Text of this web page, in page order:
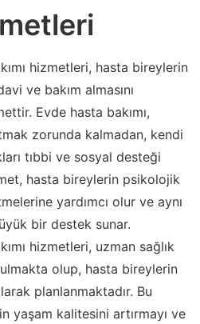
hizmetleri, hasta bireylerin
ve bakım almasını
Evde hasta bakımı,
zorunda kalmadan, kendi
tıbbi ve sosyal desteği
hasta bireylerin psikolojik
yardımcı olur ve aynı
bir destek sunar.
hizmetleri, uzman sağlık
olup, hasta bireylerin
planlanmaktadır. Bu
yaşam kalitesini artırmayı ve